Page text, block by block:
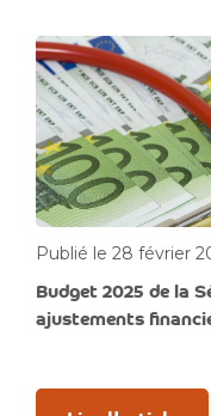
Publié le 28 février
Budget 2025 de la
ajustements